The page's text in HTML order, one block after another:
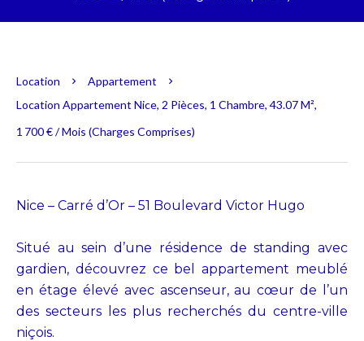
Location
Appartement
Location Appartement Nice, 2 Pièces, 1 Chambre, 43.07 M²,
1 700 € / Mois (Charges Comprises)
Nice – Carré d’Or – 51 Boulevard Victor Hugo
Situé au sein d’une résidence de standing avec
gardien, découvrez ce bel appartement meublé
en étage élevé avec ascenseur, au cœur de l’un
des secteurs les plus recherchés du centre-ville
niçois.